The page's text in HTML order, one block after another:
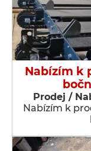
Nabízím k
Prodej /
Nabízím k